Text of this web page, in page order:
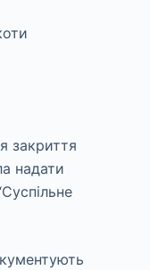
закриття
надати